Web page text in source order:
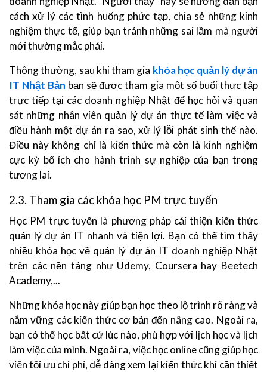
cách xử lý các tình huống phức tạp, chia sẻ những kinh
nghiệm thực tế, giúp bạn tránh những sai lầm mà người
mới thường mắc phải.
Thông thường, sau khi tham gia khóa học quản lý dự án
IT Nhật Bản bạn sẽ được tham gia một số buổi thực tập
trực tiếp tại các doanh nghiệp Nhật để học hỏi và quan
sát những nhân viên quản lý dự án thực tế làm việc và
điều hành một dự án ra sao, xử lý lỗi phát sinh thế nào.
Điều này không chỉ là kiến thức mà còn là kinh nghiệm
cực kỳ bổ ích cho hành trình sự nghiệp của bạn trong
tương lai.
2.3. Tham gia các khóa học PM trực tuyến
Học PM trực tuyến là phương pháp cải thiện kiến thức
quản lý dự án IT nhanh và tiện lợi. Bạn có thể tìm thấy
nhiều khóa học về quản lý dự án IT doanh nghiệp Nhật
trên các nền tảng như Udemy, Coursera hay Beetech
Academy,...
Những khóa học này giúp bạn học theo lộ trình rõ ràng và
nắm vững các kiến thức cơ bản đến nâng cao. Ngoài ra,
bạn có thể học bất cứ lúc nào, phù hợp với lịch học và lịch
làm việc của mình. Ngoài ra, việc học online cũng giúp học
viên tối ưu chi phí, dễ dàng xem lại kiến thức khi cần thiết